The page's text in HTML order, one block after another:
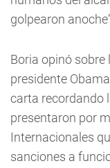
golpearon
Boria opinó sobre
presidente
carta recordando
presentaron por
Internacionales
sanciones a